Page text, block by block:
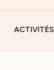
ACTIVITÉS